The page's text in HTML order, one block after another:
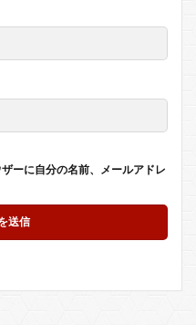
ーに自分の名前、メールアドレ